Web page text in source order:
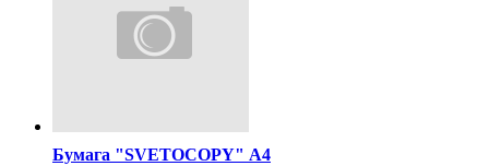
Бумага "SVETOCOPY" А4